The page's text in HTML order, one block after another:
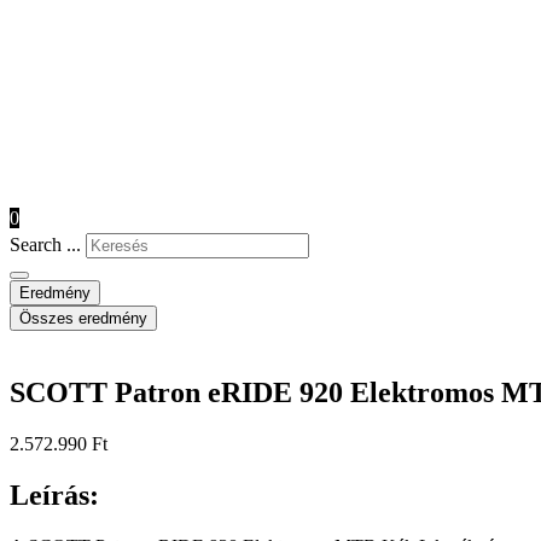
0
Search ...
Eredmény
Összes eredmény
SCOTT Patron eRIDE 920 Elektromos
2.572.990 Ft
Leírás: